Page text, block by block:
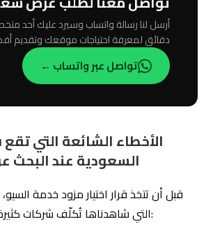
أرسل لنا رسالة واتساب وسيرد عليك أحد
دقائق لمعرفة احتياجات موقعك وتقديم
تواصل عبر واتساب ←
الأخطاء الشائعة التي
السعودية عند
قبل أن تتخذ قرار اختيار مزود خدمة
التي شاهدناها تُكلّف شركات كثيرة وقتاً ومالاً كبيرين: